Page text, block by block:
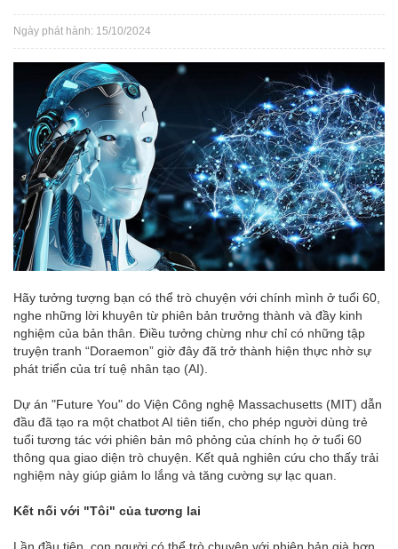
Ngày phát hành: 15/10/2024
Hãy tưởng tượng bạn có thể trò chuyện với chính mình ở tuổi 60,
nghe những lời khuyên từ phiên bản trưởng thành và đầy kinh
nghiệm của bản thân. Điều tưởng chừng như chỉ có những tập
truyện tranh “Doraemon” giờ đây đã trở thành hiện thực nhờ sự
phát triển của trí tuệ nhân tạo (AI).
Dự án "Future You" do Viện Công nghệ Massachusetts (MIT) dẫn
đầu đã tạo ra một chatbot AI tiên tiến, cho phép người dùng trẻ
tuổi tương tác với phiên bản mô phỏng của chính họ ở tuổi 60
thông qua giao diện trò chuyện. Kết quả nghiên cứu cho thấy trải
nghiệm này giúp giảm lo lắng và tăng cường sự lạc quan.
Kết nối với "Tôi" của tương lai
Lần đầu tiên, con người có thể trò chuyện với phiên bản già hơn